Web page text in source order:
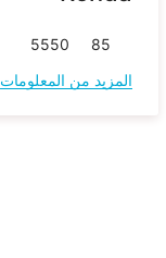
85
50
55
المزيد من المعلومات